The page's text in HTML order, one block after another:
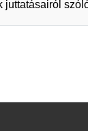
juttatásairól